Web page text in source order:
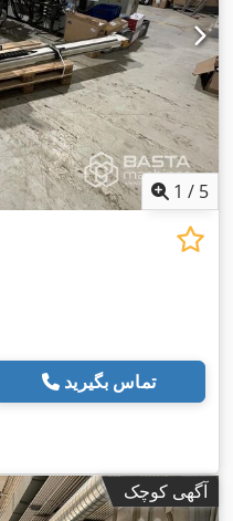
1 / 5
تماس بگیرید
آگهی کوچک